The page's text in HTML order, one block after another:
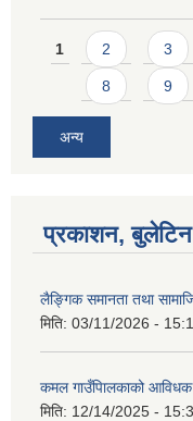
Pages
1 2 3
8 9
अन्य
प्रकाशन, बुलेटिन
लैङ्गिक समानता तथा
मिति: 03/11/2026 -
कमल गाउँपािलकाको
मिति: 12/14/2025 -